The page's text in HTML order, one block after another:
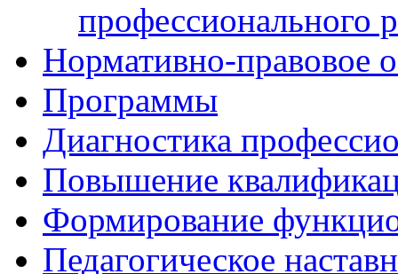
профессионального
Нормативно-правовое
Программы
Диагностика
Повышение
Формирование
Педагогическое